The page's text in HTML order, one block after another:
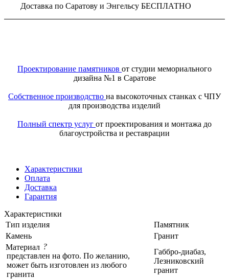
Доставка по Саратову и Энгельсу БЕСПЛАТНО
Проектирование памятников от студии мемориального
дизайна №1 в Саратове
Собственное производство на высокоточных станках с ЧПУ
для производства изделий
Полный спектр услуг от проектирования и монтажа до
благоустройства и реставрации
Характеристики
Оплата
Доставка
Гарантия
Характеристики
Тип изделия
Памятник
Камень
Гранит
Материал ?
представлен на фото. По желанию,
может быть изготовлен из любого
гранита
Габбро-диабаз,
Лезниковский
гранит